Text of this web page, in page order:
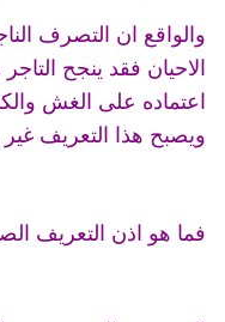
والواقع ان التصرف
الاحيان فقد ينجح
اعتماده على الغش
ويصبح هذا التعريف
فما هو اذن التعريف